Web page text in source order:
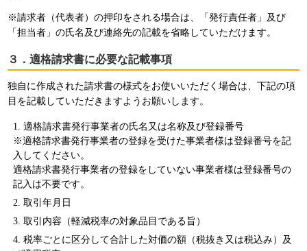
※請求者（代表者）の押印をされる場合は、「発行責任者」及び
「担当者」の氏名及び連絡先の記載を省略していただけます。
３．適格請求書に必要な記載事項
独自に作成された請求書の様式をお使いいただく場合は、下記の項
目を記載していただきますようお願いします。
適格請求書発行事業者の氏名又は名称及び登録番号
※適格請求書発行事業者の登録を受けた事業者様は登録番号を記
入してください。
適格請求書発行事業者の登録をしていない事業者様は登録番号の
記入は不要です。
取引年月日
取引内容（軽減税率の対象品目である旨）
税率ごとに区分して合計した対価の額（税抜き又は税込み）及